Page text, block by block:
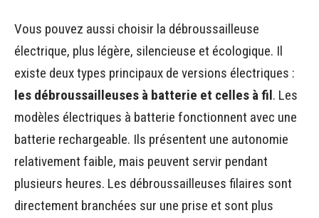
Vous pouvez aussi choisir la débroussailleuse
électrique, plus légère, silencieuse et écologique. Il
existe deux types principaux de versions électriques :
les débroussailleuses à batterie et celles à fil. Les
modèles électriques à batterie fonctionnent avec une
batterie rechargeable. Ils présentent une autonomie
relativement faible, mais peuvent servir pendant
plusieurs heures. Les débroussailleuses filaires sont
directement branchées sur une prise et sont plus